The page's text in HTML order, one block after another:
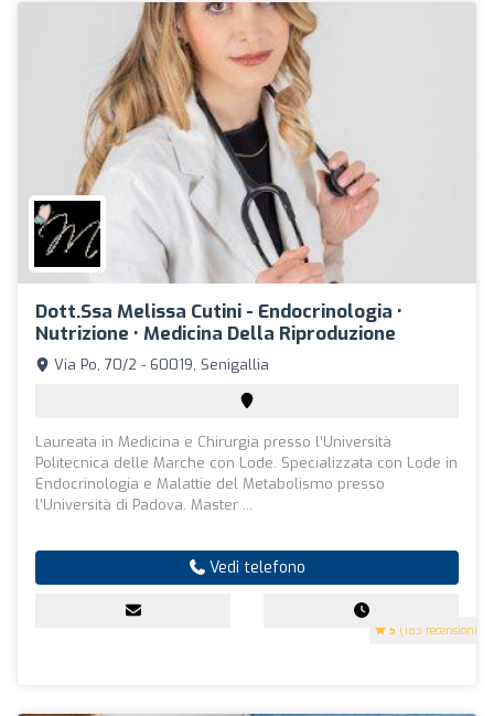
Dott.ssa Melissa Cutini - Endocrinologia •
Nutrizione • Medicina Della Riproduzione
5 (183 recensioni)
Via Po, 70/2 - 60019, Senigallia
Laureata in Medicina e Chirurgia presso l’Università
Politecnica delle Marche con Lode. Specializzata con Lode in
Endocrinologia e Malattie del Metabolismo presso
l’Università di Padova. Master ...
Vedi telefono